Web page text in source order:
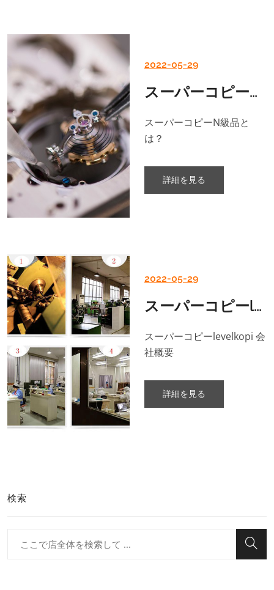
2022-05-29
スーパーコピーN級品とは？
スーパーコピーN級品と
は？
詳細を見る
2022-05-29
スーパーコピーlevelkopi...
スーパーコピーlevelkopi 会
社概要
詳細を見る
検索